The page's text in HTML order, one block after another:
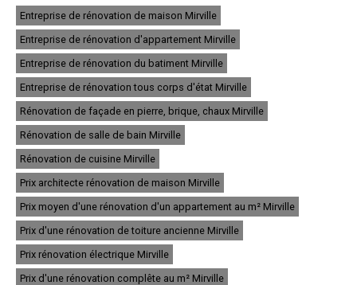
- Entreprise de rénovation immobilière à Sotteville-lès-Rouen
- Entreprise de rénovation immobilière à Saint-Étienne-du-Rouvray
- Entreprise de rénovation immobilière à Le Grand-Quevilly
- Entreprise de rénovation immobilière à Le Petit-Quevilly
- Entreprise de rénovation immobilière à Mont-Saint-Aignan
- Entreprise de rénovation immobilière à Fécamp
- Entreprise de rénovation immobilière à Elbeuf
- Entreprise de rénovation immobilière à Montivilliers
- Entreprise de rénovation immobilière à Canteleu
- Entreprise de rénovation immobilière à Bois-Guillaume
- Entreprise de rénovation immobilière à Barentin
- Entreprise de rénovation immobilière à Bolbec
- Entreprise de rénovation immobilière à Oissel
- Entreprise de rénovation immobilière à Yvetot
- Entreprise de rénovation immobilière à Maromme
- Entreprise de rénovation immobilière à Déville-lès-Rouen
- Entreprise de rénovation immobilière à Caudebec-lès-Elbeuf
- Entreprise de rénovation immobilière à Grand-Couronne
- Entreprise de rénovation immobilière à Darnétal
Entreprise de rénovation de maison Mirville
Entreprise de rénovation d'appartement Mirville
Entreprise de rénovation du batiment Mirville
Entreprise de rénovation tous corps d'état Mirville
Rénovation de façade en pierre, brique, chaux Mirville
Rénovation de salle de bain Mirville
Rénovation de cuisine Mirville
Prix architecte rénovation de maison Mirville
Prix moyen d'une rénovation d'un appartement au m² Mirville
Prix d'une rénovation de toiture ancienne Mirville
Prix rénovation électrique Mirville
Prix d'une rénovation complête au m² Mirville